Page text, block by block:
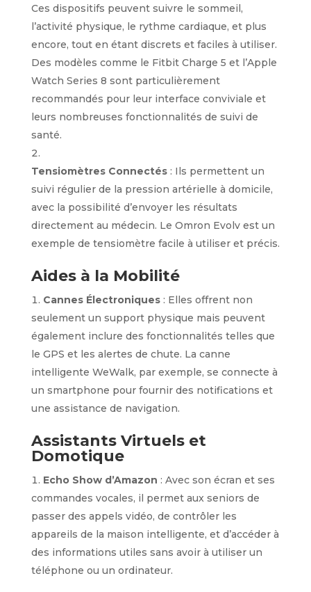
Ces dispositifs peuvent suivre le sommeil,
l’activité physique, le rythme cardiaque, et plus
encore, tout en étant discrets et faciles à utiliser.
Des modèles comme le Fitbit Charge 5 et l’Apple
Watch Series 8 sont particulièrement
recommandés pour leur interface conviviale et
leurs nombreuses fonctionnalités de suivi de
santé.
Tensiomètres Connectés: Ils permettent un
suivi régulier de la pression artérielle à domicile,
avec la possibilité d’envoyer les résultats
directement au médecin. Le Omron Evolv est un
exemple de tensiomètre facile à utiliser et précis.
Aides à la Mobilité
Cannes Électroniques: Elles offrent non
seulement un support physique mais peuvent
également inclure des fonctionnalités telles que
le GPS et les alertes de chute. La canne
intelligente WeWalk, par exemple, se connecte à
un smartphone pour fournir des notifications et
une assistance de navigation.
Assistants Virtuels et
Domotique
Echo Show d’Amazon : Avec son écran et ses
commandes vocales, il permet aux seniors de
passer des appels vidéo, de contrôler les
appareils de la maison intelligente, et d’accéder à
des informations utiles sans avoir à utiliser un
téléphone ou un ordinateur.